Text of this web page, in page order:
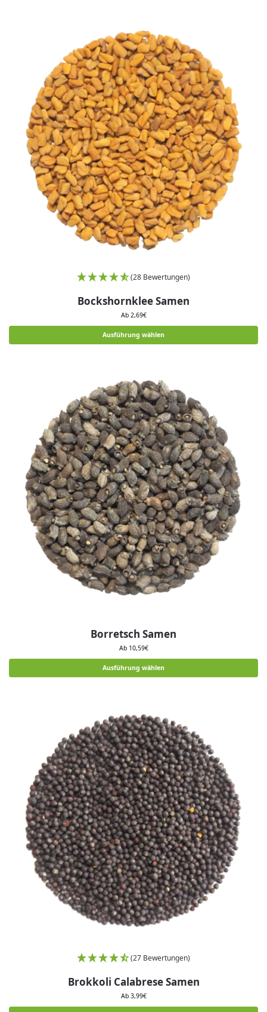
(28 Bewertungen)
Bockshornklee Samen
Ab 2,69€
Ausführung wählen
Borretsch Samen
Ab 10,59€
Ausführung wählen
(27 Bewertungen)
Brokkoli Calabrese Samen
Ab 3,99€